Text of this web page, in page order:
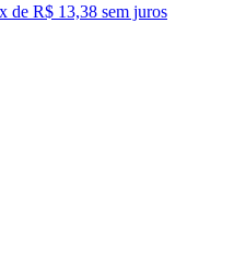
x de R$ 13,38 sem juros